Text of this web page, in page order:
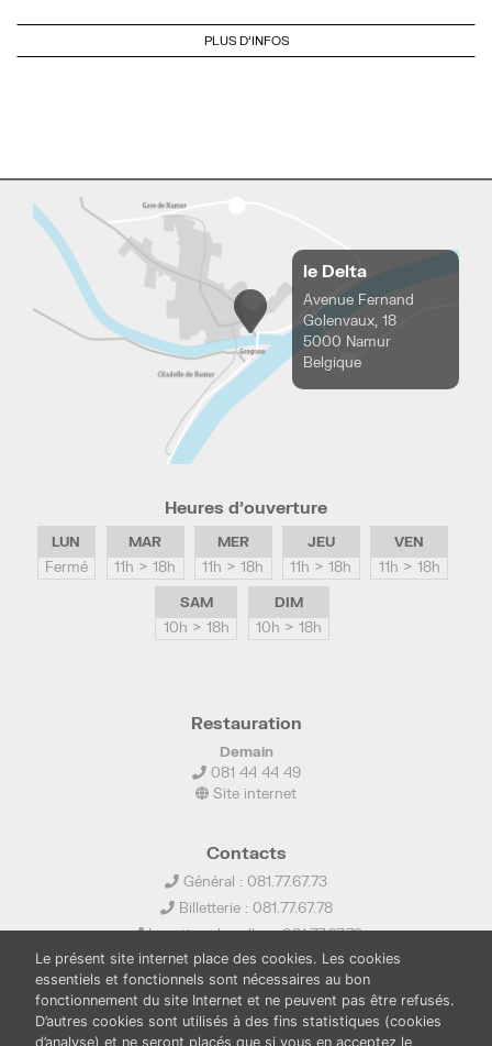
PLUS D'INFOS
le Delta
Avenue Fernand
Golenvaux, 18
5000 Namur
Belgique
Heures d’ouverture
LUN
Fermé
MAR
11h > 18h
MER
11h > 18h
JEU
11h > 18h
VEN
11h > 18h
SAM
10h > 18h
DIM
10h > 18h
Restauration
Demain
081 44 44 49
Site internet
Contacts
Général : 081.77.67.73
Billetterie : 081.77.67.78
Location de salles : 081.77.67.79
info@ledelta.be
Le présent site internet place des cookies. Les cookies
essentiels et fonctionnels sont nécessaires au bon
fonctionnement du site Internet et ne peuvent pas être refusés.
D’autres cookies sont utilisés à des fins statistiques (cookies
d’analyse) et ne seront placés que si vous en acceptez le